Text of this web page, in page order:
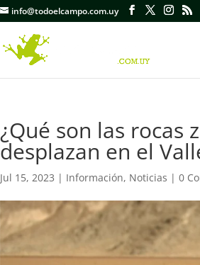
info@todoelcampo.com.uy
¿Qué son las rocas
desplazan en el
Jul 15, 2023 | Información, Noticias |0